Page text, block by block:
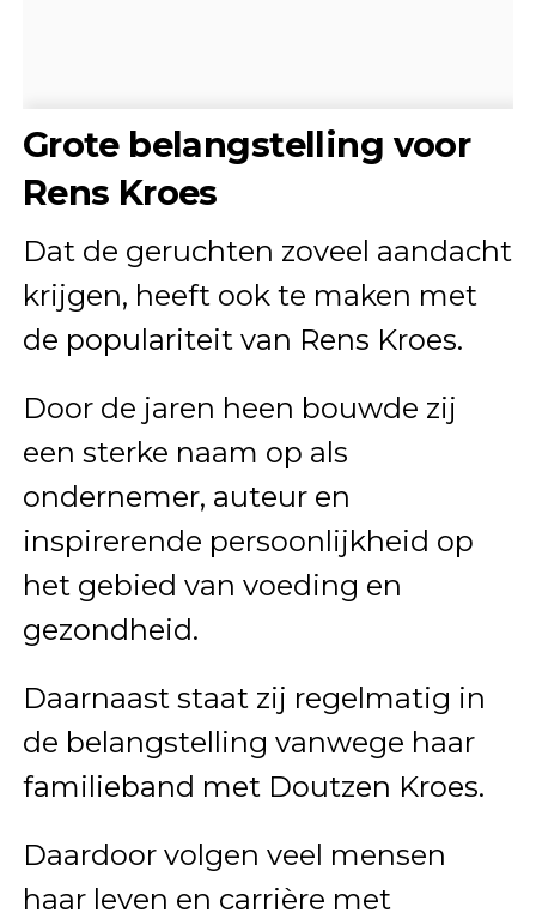
Grote belangstelling voor
Rens Kroes
Dat de geruchten zoveel aandacht
krijgen, heeft ook te maken met
de populariteit van Rens Kroes.
Door de jaren heen bouwde zij
een sterke naam op als
ondernemer, auteur en
inspirerende persoonlijkheid op
het gebied van voeding en
gezondheid.
Daarnaast staat zij regelmatig in
de belangstelling vanwege haar
familieband met Doutzen Kroes.
Daardoor volgen veel mensen
haar leven en carrière met